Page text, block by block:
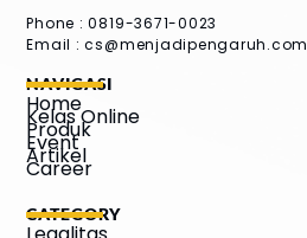
Phone : 0819-3671-0023
Email :cs@menjadipengaruh.com
NAVIGASI
Home
Kelas Online
Produk
Event
Artikel
Career
CATEGORY